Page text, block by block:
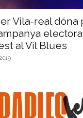
Vila-real dóna
al Vil Blues